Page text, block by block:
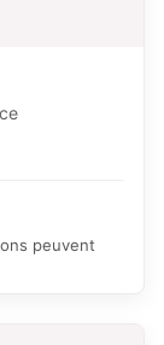
peuvent